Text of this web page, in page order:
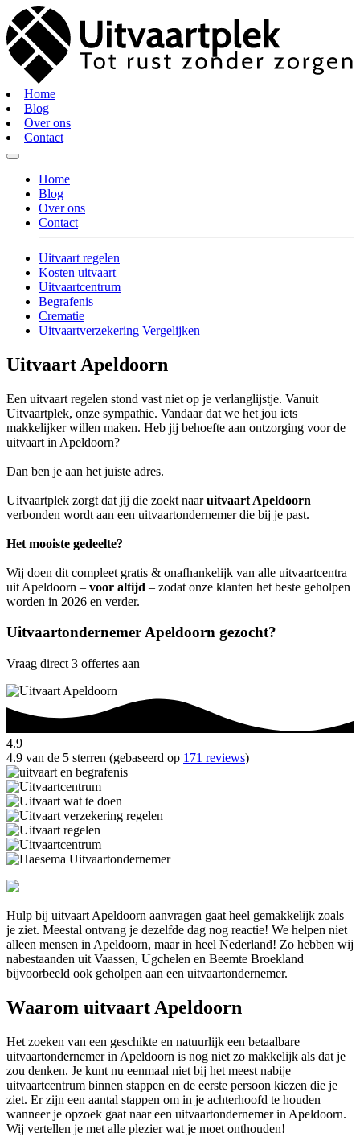
Home
Blog
Over ons
Contact
Home
Blog
Over ons
Contact
Uitvaart regelen
Kosten uitvaart
Uitvaartcentrum
Begrafenis
Crematie
Uitvaartverzekering Vergelijken
Uitvaart Apeldoorn
Een uitvaart regelen stond vast niet op je verlanglijstje. Vanuit
Uitvaartplek, onze sympathie. Vandaar dat we het jou iets
makkelijker willen maken. Heb jij behoefte aan ontzorging voor de
uitvaart in Apeldoorn?
Dan ben je aan het juiste adres.
Uitvaartplek zorgt dat jij die zoekt naaruitvaart Apeldoorn
verbonden wordt aan een uitvaartondernemer die bij je past.
Het mooiste gedeelte?
Wij doen dit compleet gratis & onafhankelijk van alle uitvaartcentra
uit Apeldoorn – voor altijd – zodat onze klanten het beste geholpen
worden in 2026 en verder.
Uitvaartondernemer Apeldoorn gezocht?
Vraag direct 3 offertes aan
4.9
4.9 van de 5 sterren (gebaseerd op 171 reviews)
Hulp bij uitvaart Apeldoorn aanvragen gaat heel gemakkelijk zoals
je ziet. Meestal ontvang je dezelfde dag nog reactie! We helpen niet
alleen mensen in Apeldoorn, maar in heel Nederland! Zo hebben wij
nabestaanden uit Vaassen, Ugchelen en Beemte Broekland
bijvoorbeeld ook geholpen aan een uitvaartondernemer.
Waarom uitvaart Apeldoorn
Het zoeken van een geschikte en natuurlijk een betaalbare
uitvaartondernemer in Apeldoorn is nog niet zo makkelijk als dat je
zou denken. Je kunt nu eenmaal niet bij het meest nabije
uitvaartcentrum binnen stappen en de eerste persoon kiezen die je
ziet. Er zijn een aantal stappen om in je achterhoofd te houden
wanneer je opzoek gaat naar een uitvaartondernemer in Apeldoorn.
Wij vertellen je met alle plezier wat je moet onthouden!